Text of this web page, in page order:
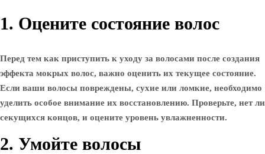
1. Оцените состояние волос
Перед тем как приступить к уходу за волосами после создания
эффекта мокрых волос, важно оценить их текущее состояние.
Если ваши волосы повреждены, сухие или ломкие, необходимо
уделить особое внимание их восстановлению. Проверьте, нет ли
секущихся концов, и оцените уровень увлажненности.
2. Умойте волосы